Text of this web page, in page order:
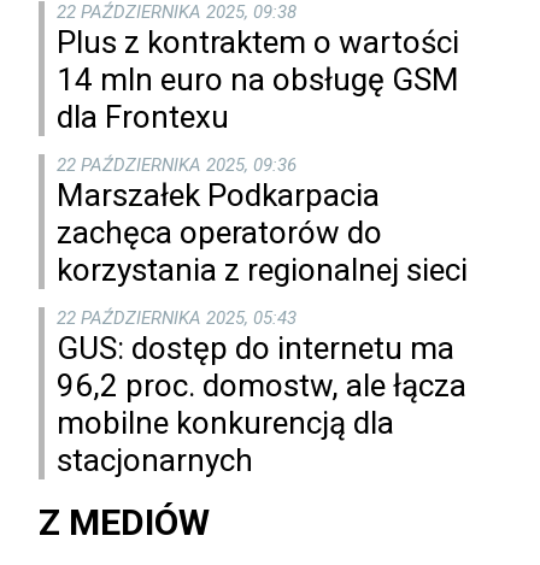
22 PAŹDZIERNIKA 2025, 09:38
Plus z kontraktem o wartości
14 mln euro na obsługę GSM
dla Frontexu
22 PAŹDZIERNIKA 2025, 09:36
Marszałek Podkarpacia
zachęca operatorów do
korzystania z regionalnej sieci
22 PAŹDZIERNIKA 2025, 05:43
GUS: dostęp do internetu ma
96,2 proc. domostw, ale łącza
mobilne konkurencją dla
stacjonarnych
Z MEDIÓW